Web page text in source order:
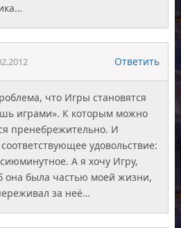
Ответить
что Игры становятся
играми». К которым можно
пренебрежительно. И
удовольствие:
А я хочу Игру,
она была частью моей жизни,
за неё…